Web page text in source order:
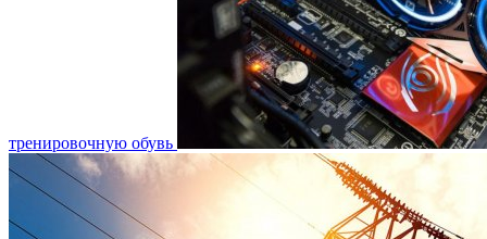
тренировочную обувь